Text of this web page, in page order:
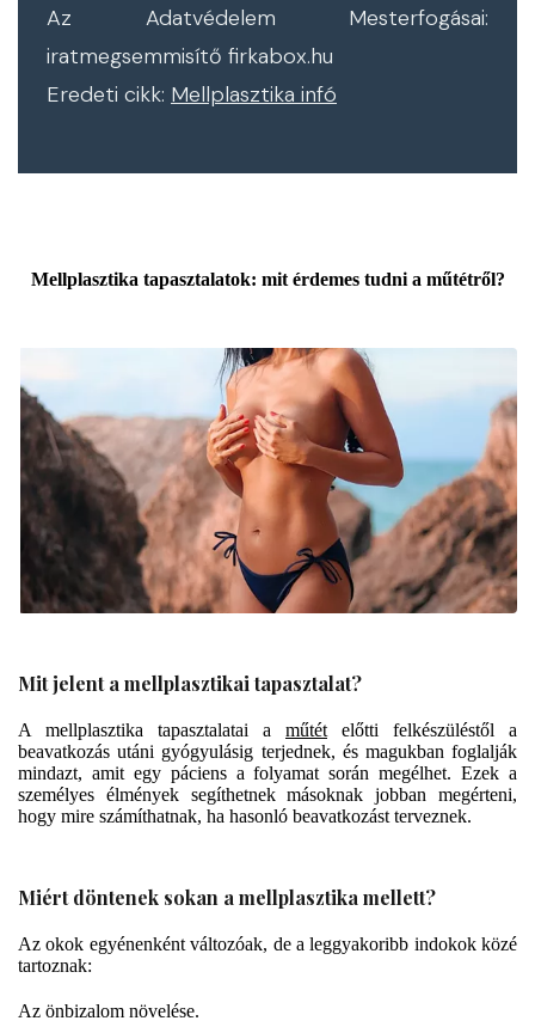
Az Adatvédelem Mesterfogásai:
iratmegsemmisítő firkabox.hu
Eredeti cikk: Mellplasztika infó
Mellplasztika tapasztalatok: mit érdemes tudni a műtétről?
Mit jelent a mellplasztikai tapasztalat?
A mellplasztika tapasztalatai a műtét előtti felkészüléstől a
beavatkozás utáni gyógyulásig terjednek, és magukban foglalják
mindazt, amit egy páciens a folyamat során megélhet. Ezek a
személyes élmények segíthetnek másoknak jobban megérteni,
hogy mire számíthatnak, ha hasonló beavatkozást terveznek.
Miért döntenek sokan a mellplasztika mellett?
Az okok egyénenként változóak, de a leggyakoribb indokok közé
tartoznak:
Az önbizalom növelése.